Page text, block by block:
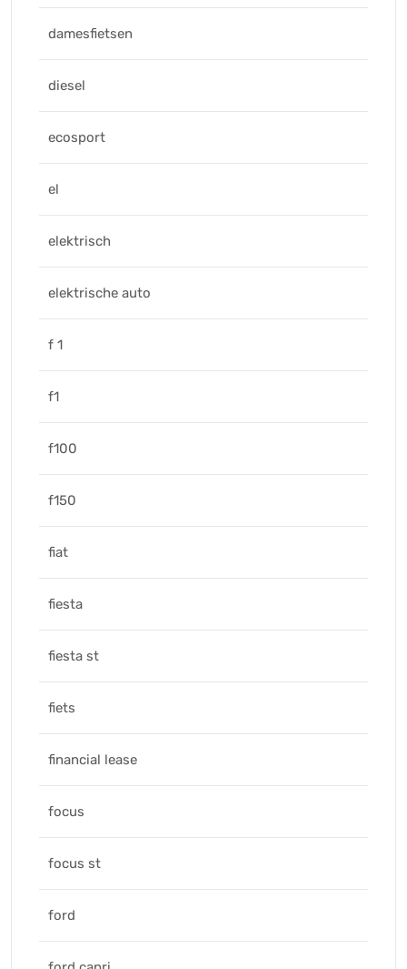
damesfietsen
diesel
ecosport
el
elektrisch
elektrische auto
f 1
f1
f100
f150
fiat
fiesta
fiesta st
fiets
financial lease
focus
focus st
ford